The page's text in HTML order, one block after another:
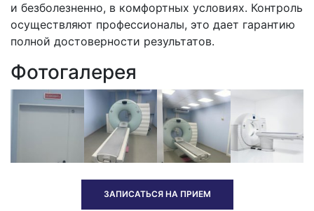
и безболезненно, в комфортных условиях. Контроль
осуществляют профессионалы, это дает гарантию
полной достоверности результатов.
Фотогалерея
ЗАПИСАТЬСЯ НА ПРИЕМ